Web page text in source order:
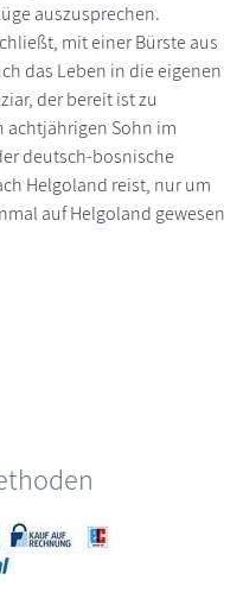
auszusprechen.
mit einer Bürste aus
das Leben in die eigenen
der bereit ist zu
achtjährigen Sohn im
deutsch-bosnische
Helgoland reist, nur um
auf Helgoland gewesen